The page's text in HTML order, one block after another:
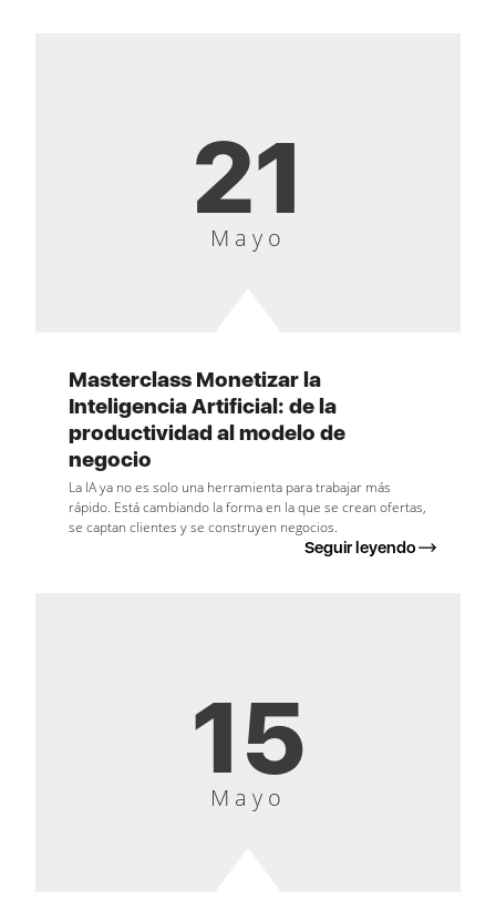
21
Mayo
Masterclass Monetizar la
Inteligencia Artificial: de la
productividad al modelo de
negocio
La IA ya no es solo una herramienta para trabajar más
rápido. Está cambiando la forma en la que se crean ofertas,
se captan clientes y se construyen negocios.
Seguir leyendo
15
Mayo